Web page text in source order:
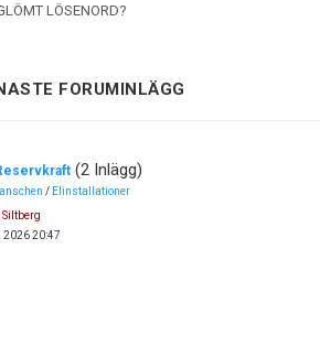
LÖSENORD?
FORUMINLÄGG
(2 Inlägg)
/ Elinstallationer
Siltberg
2026 20:47